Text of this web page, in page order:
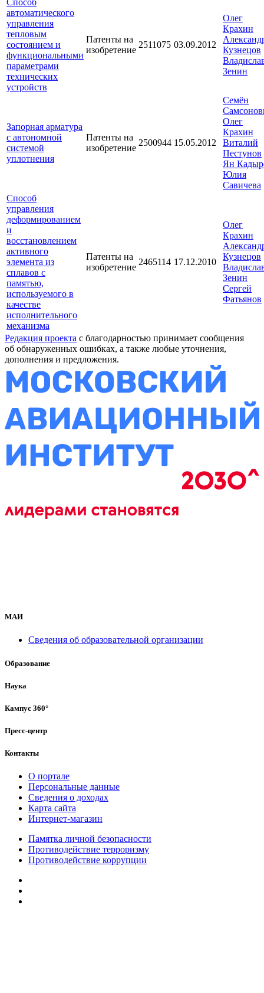
Способ
автоматического
управления
тепловым
состоянием и
функциональными
параметрами
технических
устройств
Патенты на
изобретение
2511075 03.09.2012
Олег
Крахин
Кузнецов
Зенин
Запорная арматура
с автономной
системой
уплотнения
Патенты на
изобретение
2500944 15.05.2012
Семён
Олег
Крахин
Виталий
Пестунов
Ян
Юлия
Савичева
Способ
управления
деформированием
и
восстановлением
активного
элемента из
сплавов с
памятью,
используемого в
качестве
исполнительного
механизма
Патенты на
изобретение
2465114 17.12.2010
Олег
Крахин
Кузнецов
Зенин
Сергей
Фатьянов
Редакция проекта с благодарностью принимает сообщения
об обнаруженных ошибках, а также любые уточнения,
дополнения и предложения.
МАИ
Сведения об образовательной организации
Образование
Наука
Кампус 360°
Пресс-центр
Контакты
О портале
Персональные данные
Сведения о доходах
Карта сайта
Интернет-магазин
Памятка личной безопасности
Противодействие терроризму
Противодействие коррупции